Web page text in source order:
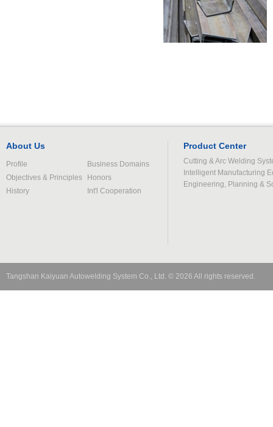
About Us
Profile
Business Domains
Objectives & Principles
Honors
History
Int'l Cooperation
Product Center
Cutting & Arc Welding
Intelligent Manufacturing
Engineering, Planning &
Tangshan Kaiyuan Autowelding System Co., Ltd. © 2026 All rights reserved.